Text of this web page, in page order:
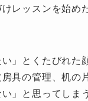
レッスンを始
い」とくたびれ
具の管理、机の
」と思ってしま